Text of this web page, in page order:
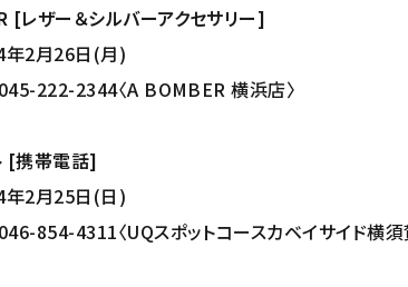
レザー＆シルバーアクセサリー]
年2月26日(月)
222-2344〈A BOMBER 横浜店〉
[携帯電話]
年2月25日(日)
854-4311〈UQスポットコースカベイサイド横須